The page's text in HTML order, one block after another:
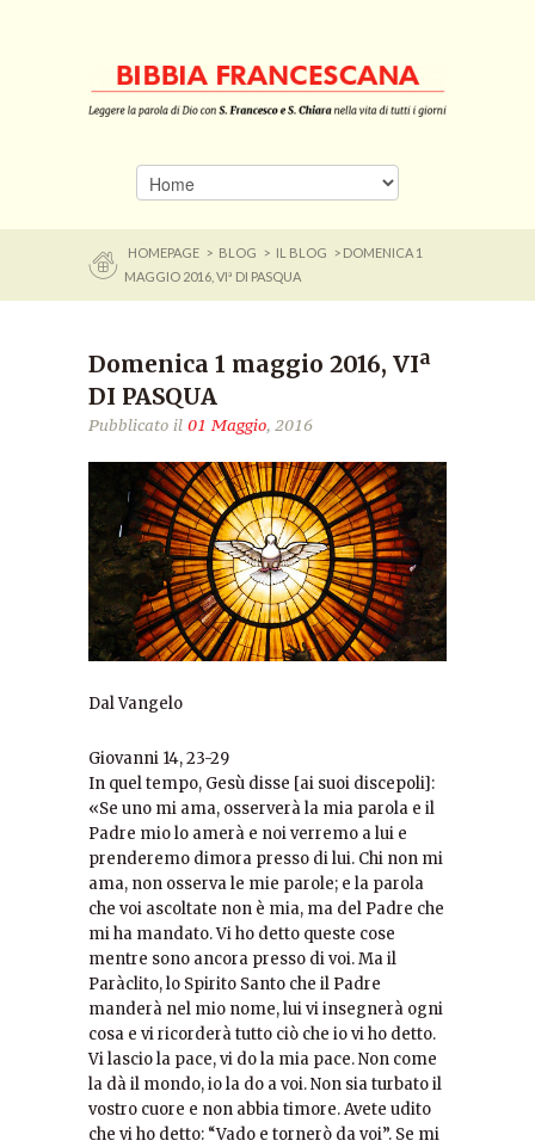
HOMEPAGE > BLOG > IL BLOG
> DOMENICA 1
MAGGIO 2016, VIª DI PASQUA
Domenica 1 maggio 2016, VIª
DI PASQUA
Pubblicato il 01 Maggio, 2016
Dal Vangelo
Giovanni 14, 23-29
In quel tempo, Gesù disse [ai suoi discepoli]:
«Se uno mi ama, osserverà la mia parola e il
Padre mio lo amerà e noi verremo a lui e
prenderemo dimora presso di lui. Chi non mi
ama, non osserva le mie parole; e la parola
che voi ascoltate non è mia, ma del Padre che
mi ha mandato. Vi ho detto queste cose
mentre sono ancora presso di voi. Ma il
Paràclito, lo Spirito Santo che il Padre
manderà nel mio nome, lui vi insegnerà ogni
cosa e vi ricorderà tutto ciò che io vi ho detto.
Vi lascio la pace, vi do la mia pace. Non come
la dà il mondo, io la do a voi. Non sia turbato il
vostro cuore e non abbia timore. Avete udito
che vi ho detto: “Vado e tornerò da voi”. Se mi